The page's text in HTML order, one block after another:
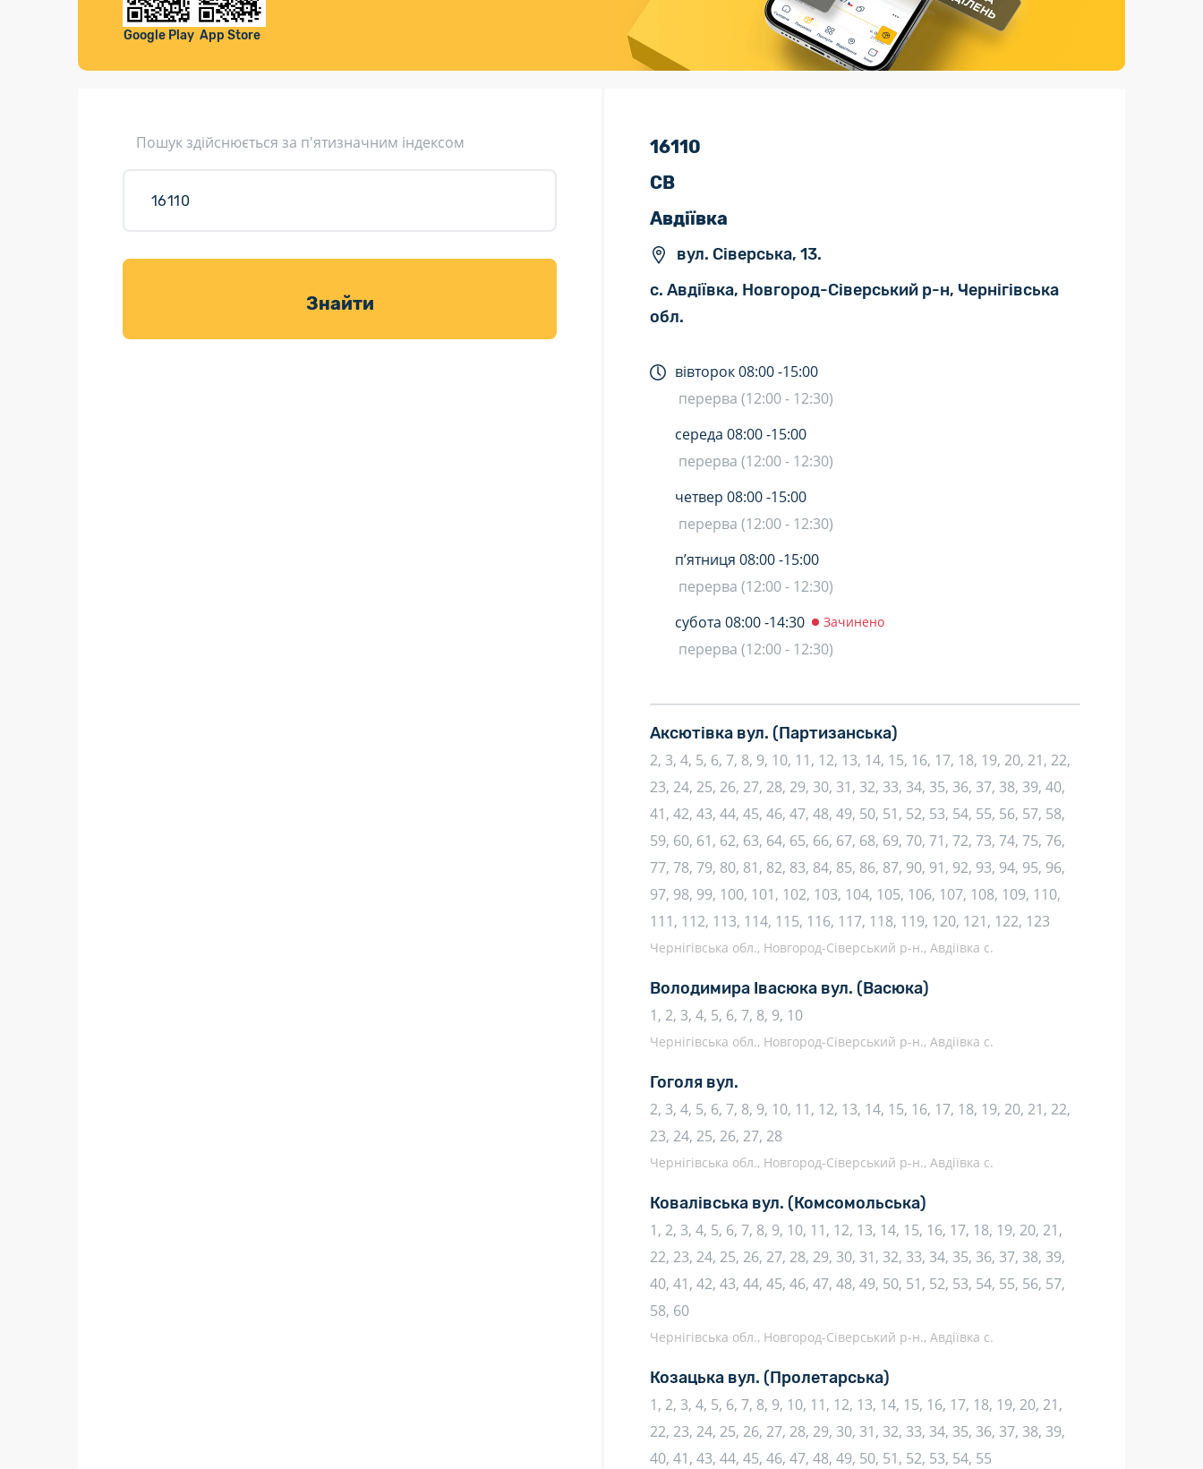
Листи та листівки
Доставка товарів для саду
Валютно-обмінні операції
Страхові послуги
Каталог «Укрпошта Маркет»
Google Play App Store
Пошук здійснюється за п'ятизначним індексом
Знайти
16110
СВ
Авдіївка
вул. Сіверська, 13.
с. Авдіївка, Новгород-Сіверський р-н, Чернігівська
обл.
вівторок08:00 -15:00
перерва (12:00 - 12:30)
середа 08:00 -15:00
перерва (12:00 - 12:30)
четвер 08:00 -15:00
перерва (12:00 - 12:30)
п’ятниця 08:00 -15:00
перерва (12:00 - 12:30)
субота 08:00 -14:30 Зачинено
перерва (12:00 - 12:30)
Аксютівка вул. (Партизанська)
2, 3, 4, 5, 6, 7, 8, 9, 10, 11, 12, 13, 14, 15, 16, 17, 18, 19, 20, 21, 22,
23, 24, 25, 26, 27, 28, 29, 30, 31, 32, 33, 34, 35, 36, 37, 38, 39, 40,
41, 42, 43, 44, 45, 46, 47, 48, 49, 50, 51, 52, 53, 54, 55, 56, 57, 58,
59, 60, 61, 62, 63, 64, 65, 66, 67, 68, 69, 70, 71, 72, 73, 74, 75, 76,
77, 78, 79, 80, 81, 82, 83, 84, 85, 86, 87, 90, 91, 92, 93, 94, 95, 96,
97, 98, 99, 100, 101, 102, 103, 104, 105, 106, 107, 108, 109, 110,
111, 112, 113, 114, 115, 116, 117, 118, 119, 120, 121, 122, 123
Чернігівська обл., Новгород-Сіверський р-н., Авдіївка с.
Володимира Івасюка вул. (Васюка)
1, 2, 3, 4, 5, 6, 7, 8, 9, 10
Чернігівська обл., Новгород-Сіверський р-н., Авдіївка с.
Гоголя вул.
2, 3, 4, 5, 6, 7, 8, 9, 10, 11, 12, 13, 14, 15, 16, 17, 18, 19, 20, 21, 22,
23, 24, 25, 26, 27, 28
Чернігівська обл., Новгород-Сіверський р-н., Авдіївка с.
Ковалівська вул. (Комсомольська)
1, 2, 3, 4, 5, 6, 7, 8, 9, 10, 11, 12, 13, 14, 15, 16, 17, 18, 19, 20, 21,
22, 23, 24, 25, 26, 27, 28, 29, 30, 31, 32, 33, 34, 35, 36, 37, 38, 39,
40, 41, 42, 43, 44, 45, 46, 47, 48, 49, 50, 51, 52, 53, 54, 55, 56, 57,
58, 60
Чернігівська обл., Новгород-Сіверський р-н., Авдіївка с.
Козацька вул. (Пролетарська)
1, 2, 3, 4, 5, 6, 7, 8, 9, 10, 11, 12, 13, 14, 15, 16, 17, 18, 19, 20, 21,
22, 23, 24, 25, 26, 27, 28, 29, 30, 31, 32, 33, 34, 35, 36, 37, 38, 39,
40, 41, 43, 44, 45, 46, 47, 48, 49, 50, 51, 52, 53, 54, 55